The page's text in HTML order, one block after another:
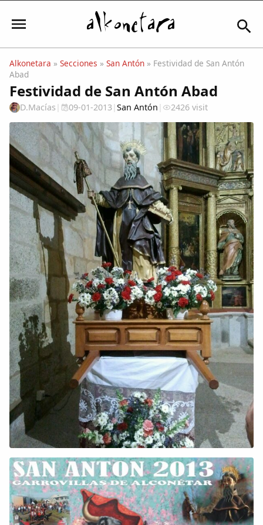
Mi Cuenta
El Tiempo
Actualidad
Comunidad
Colaboradores
AlkoTV
Biblioteca
Periódico Alconétar
Foros
Idiosincrasia
Diccionario
Traductor
Alkonetara » Secciones » San Antón » Festividad de San Antón
Abad
Festividad de San Antón Abad
D.Macías | 09-01-2013| San Antón | 2426 visit